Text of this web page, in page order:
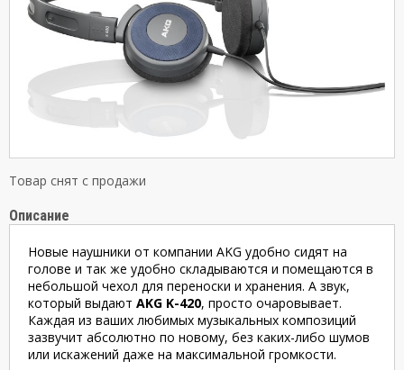
Товар снят с продажи
Описание
Новые наушники от компании AKG удобно сидят на
голове и так же удобно складываются и помещаются в
небольшой чехол для переноски и хранения. А звук,
который выдают AKG K-420, просто очаровывает.
Каждая из ваших любимых музыкальных композиций
зазвучит абсолютно по новому, без каких-либо шумов
или искажений даже на максимальной громкости.